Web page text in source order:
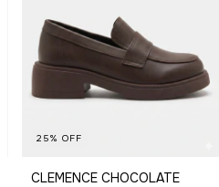
25% OFF
CLEMENCE CHOCOLATE